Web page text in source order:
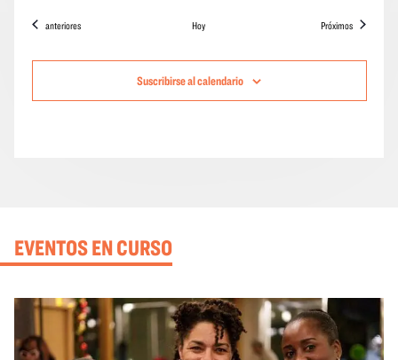
Eventos
anteriores Hoy Próximoseventos
Suscribirse al calendario
EVENTOS EN CURSO